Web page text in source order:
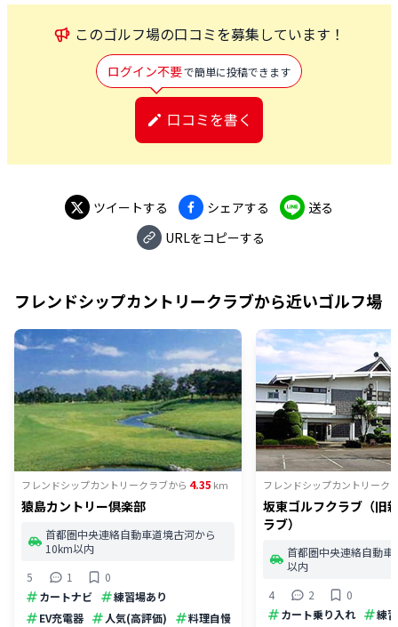
このゴルフ場の口コミを募集しています！
ログイン不要で簡単に投稿できます
口コミを書く
ツイートする シェアする
送る
URLをコピーする
フレンドシップカントリークラブから近いゴルフ場
フレンドシップカントリークラブから 4.35 km
猿島カントリー倶楽部
首都圏中央連絡自動車道境古河から
10km以内
5
1
0
カートナビ
練習場あり
EV充電器
人気(高評価)
料理自慢
フレンドシップカントリーク
坂東ゴルフクラブ（旧
ラブ）
首都圏中央連絡自動
以内
4
2
0
カート乗り入れ
練